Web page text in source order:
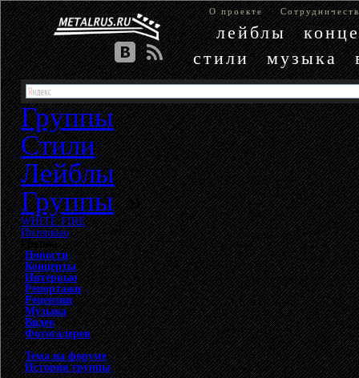
О проекте
лейблы
стили
музыка
Группы
Стили
Лейблы
Группы»
WHITE FIRE»
Интервью
Группа
Новости
Концерты
Интервью
Репортажи
Рецензии
Музыка
Видео
Фотогалерея
Тема на форуме
История группы